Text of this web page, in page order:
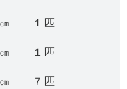
１匹
１匹
㎝ ７匹